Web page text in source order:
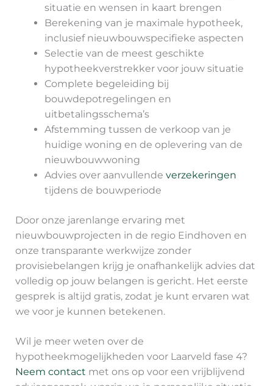
situatie en wensen in kaart brengen
Berekening van je maximale hypotheek,
inclusief nieuwbouwspecifieke aspecten
Selectie van de meest geschikte
hypotheekverstrekker voor jouw situatie
Complete begeleiding bij
bouwdepotregelingen en
uitbetalingsschema’s
Afstemming tussen de verkoop van je
huidige woning en de oplevering van de
nieuwbouwwoning
Advies over aanvullende verzekeringen
tijdens de bouwperiode
Door onze jarenlange ervaring met
nieuwbouwprojecten in de regio Eindhoven en
onze transparante werkwijze zonder
provisiebelangen krijg je onafhankelijk advies dat
volledig op jouw belangen is gericht. Het eerste
gesprek is altijd gratis, zodat je kunt ervaren wat
we voor je kunnen betekenen.
Wil je meer weten over de
hypotheekmogelijkheden voor Laarveld fase 4?
Neem contact met ons op voor een vrijblijvend